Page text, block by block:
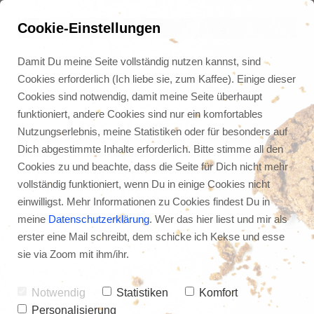
Arbeiten im Urlaub (ein
Interview mit Julian
Heck)
Cookie-Einstellungen
Damit Du meine Seite vollständig nutzen kannst, sind
Cookies erforderlich (Ich liebe sie, zum Kaffee). Einige dieser
Cookies sind notwendig, damit meine Seite überhaupt
funktioniert, andere Cookies sind nur ein komfortables
Nutzungserlebnis, meine Statistiken oder für besonders auf
Dich abgestimmte Inhalte erforderlich. Bitte stimme all den
Cookies zu und beachte, dass die Seite für Dich nicht mehr
vollständig funktioniert, wenn Du in einige Cookies nicht
einwilligst. Mehr Informationen zu Cookies findest Du in
meine Datenschutzerklärung. Wer das hier liest und mir als
erster eine Mail schreibt, dem schicke ich Kekse und esse
sie via Zoom mit ihm/ihr.
Notwendig Statistiken
Komfort
Personalisierung